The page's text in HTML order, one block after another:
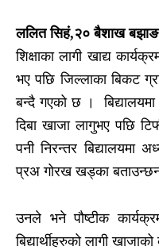
ललित सिहं,२० बैशाख
शिक्षाका लागी खाद्य
भए पछि जिल्लाका बिकट
बन्दै गएको छ । बिद्यालयमा
दिबा खाजा लागुभए पछि
पनी निरन्तर बिद्यालयमा
प्रअ गोरख खड्का
उनले भने पौष्टीक
बिद्यार्थीहरुको लागी